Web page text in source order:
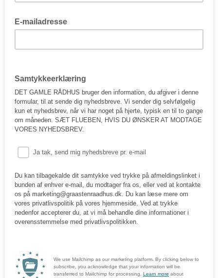
E-mailadresse
Samtykkeerklæring
DET GAMLE RÅDHUS bruger den information, du afgiver i denne
formular, til at sende dig nyhedsbreve. Vi sender dig selvfølgelig
kun et nyhedsbrev, når vi har noget på hjerte, typisk en til to gange
om måneden. SÆT FLUEBEN, HVIS DU ØNSKER AT MODTAGE
VORES NYHEDSBREV.
Ja tak, send mig nyhedsbreve pr. e-mail
Du kan tilbagekalde dit samtykke ved trykke på afmeldingslinket i
bunden af enhver e-mail, du modtager fra os, eller ved at kontakte
os på marketing@graastenraadhus.dk. Du kan læse mere om
vores privatlivspolitik på vores hjemmeside. Ved at trykke
nedenfor accepterer du, at vi må behandle dine informationer i
overensstemmelse med privatlivspolitikken.
We use Mailchimp as our marketing platform. By clicking below to
subscribe, you acknowledge that your information will be
transferred to Mailchimp for processing. Learn more about